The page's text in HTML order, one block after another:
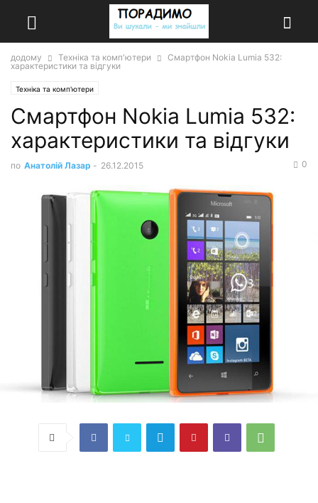
додому Техніка та комп'ютери
Смартфон Nokia Lumia 532:
характеристики та відгуки
Техніка та комп'ютери
Смартфон Nokia Lumia 532:
характеристики та відгуки
по Анатолій Лазар - 26.12.2015 0